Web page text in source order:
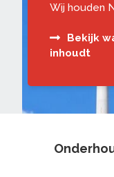
Wij houden
Bekijk
inhoudt